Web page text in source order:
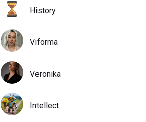
History
Viforma
Veronika
Intellect